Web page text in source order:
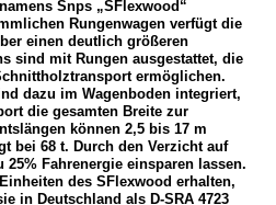
Snps „SFlexwood“
Rungenwagen verfügt die
einen deutlich größeren
sind mit Rungen ausgestattet, die
ermöglichen.
dazu im Wagenboden integriert,
die gesamten Breite zur
können 2,5 bis 17 m
bei 68 t. Durch den Verzicht auf
Fahrenergie einsparen lassen.
des SFlexwood erhalten,
in Deutschland als D-SRA 4723